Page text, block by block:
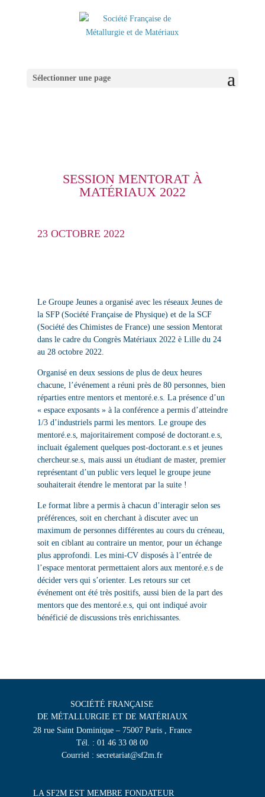
Sélectionner une page
SESSION MENTORAT À
MATÉRIAUX 2022
23 OCTOBRE 2022
Le Groupe Jeunes a organisé avec les réseaux Jeunes de
la SFP (Société Française de Physique) et de la SCF
(Société des Chimistes de France) une session Mentorat
dans le cadre du Congrès Matériaux 2022 è Lille du 24
au 28 octobre 2022.
Organisé en deux sessions de plus de deux heures
chacune, l’événement a réuni près de 80 personnes, bien
réparties entre mentors et mentoré.e.s. La présence d’un
« espace exposants » à la conférence a permis d’atteindre
1/3 d’industriels parmi les mentors. Le groupe des
mentoré.e.s, majoritairement composé de doctorant.e.s,
incluait également quelques post-doctorant.e.s et jeunes
chercheur.se.s, mais aussi un étudiant de master, premier
représentant d’un public vers lequel le groupe jeune
souhaiterait étendre le mentorat par la suite !
Le format libre a permis à chacun d’interagir selon ses
préférences, soit en cherchant à discuter avec un
maximum de personnes différentes au cours du créneau,
soit en ciblant au contraire un mentor, pour un échange
plus approfondi. Les mini-CV disposés à l’entrée de
l’espace mentorat permettaient alors aux mentoré.e.s de
décider vers qui s’orienter. Les retours sur cet
événement ont été très positifs, aussi bien de la part des
mentors que des mentoré.e.s, qui ont indiqué avoir
bénéficié de discussions très enrichissantes.
SOCIÉTÉ FRANÇAISE
DE MÉTALLURGIE ET DE MATÉRIAUX
28 rue Saint Dominique – 75007 Paris , France
Tél. : 01 46 33 08 00
Courriel : secretariat@sf2m.fr
LA SF2M EST MEMBRE FONDATEUR